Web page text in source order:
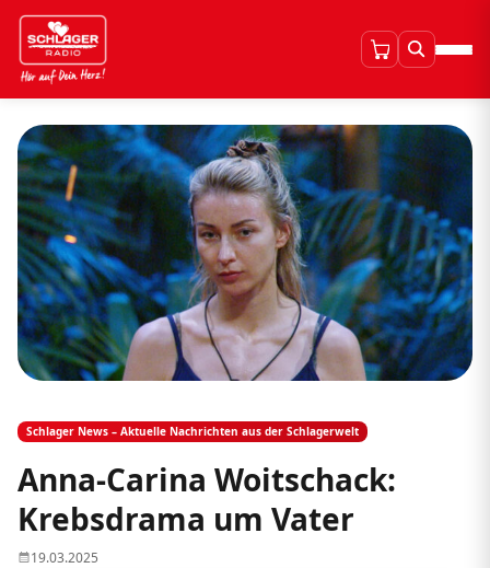
Schlager News – Aktuelle Nachrichten aus der Schlagerwelt
Anna-Carina Woitschack:
Krebsdrama um Vater
19.03.2025